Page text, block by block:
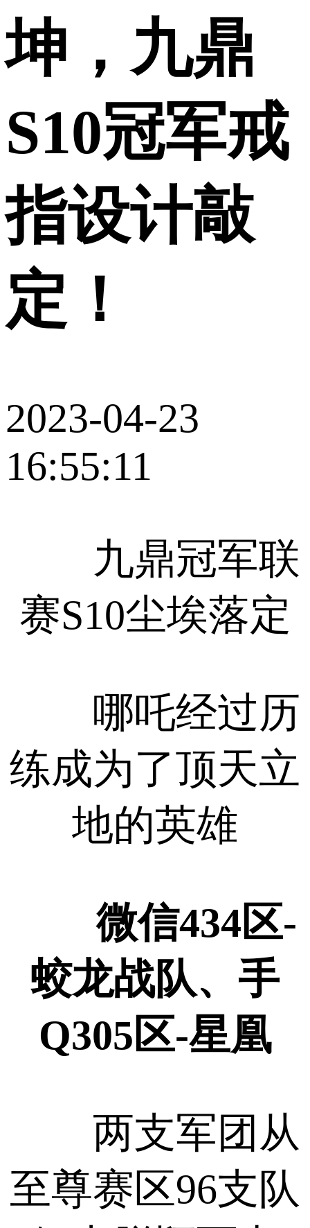
坤，九鼎
S10冠军戒
指设计敲
定！
2023-04-23
16:55:11
九鼎冠军联
赛S10尘埃落定
哪吒经过历
练成为了顶天立
地的英雄
微信434区-
蛟龙战队、手
Q305区-星凰
两支军团从
至尊赛区96支队